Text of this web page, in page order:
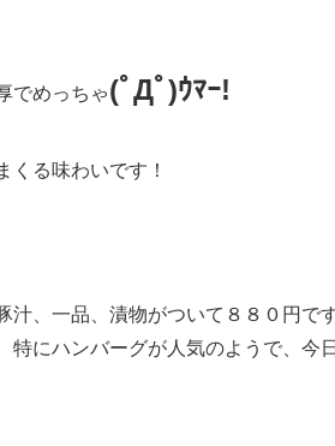
でめっちゃ(ﾟДﾟ)ｳﾏｰ!
くる味わいです！
汁、一品、漬物がついて８８０円です
にハンバーグが人気のようで、今